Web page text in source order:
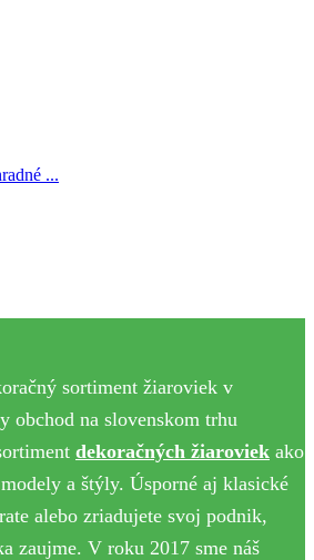
...
sortiment žiaroviek v
obchod na slovenskom trhu
dekoračných žiaroviek ako
a štýly. Úsporné aj klasické
alebo zriadujete svoj podnik,
zaujme. V roku 2017 sme náš